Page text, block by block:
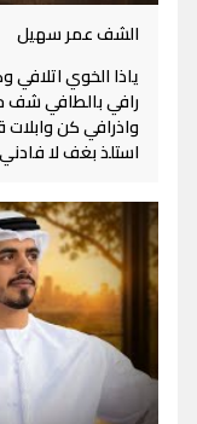
الشف عمر سهيل
ياذا الخوي
رافي بالطافي شف
واذرافي كن
استلذ بغف لا